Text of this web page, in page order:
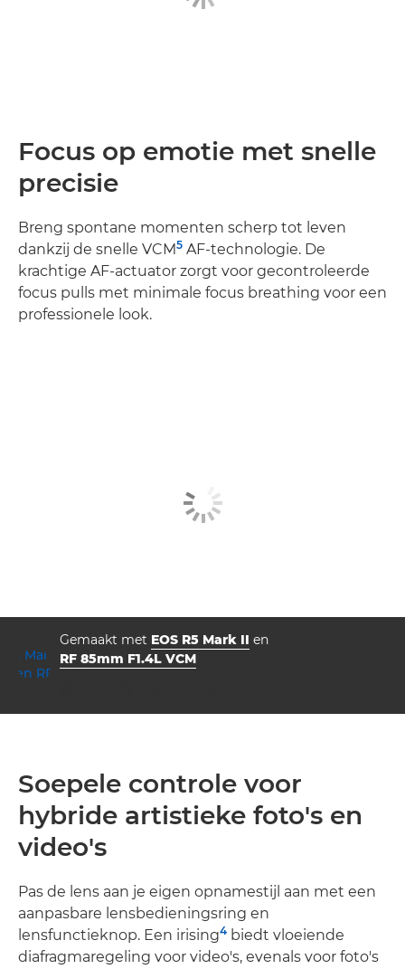
Focus op emotie met snelle
precisie
Breng spontane momenten scherp tot leven
dankzij de snelle VCM5 AF-technologie. De
krachtige AF-actuator zorgt voor gecontroleerde
focus pulls met minimale focus breathing voor een
professionele look.
Gemaakt met EOS R5 Mark II en
RF 85mm F1.4L VCM
Soepele controle voor
hybride artistieke foto's en
video's
Pas de lens aan je eigen opnamestijl aan met een
aanpasbare lensbedieningsring en
lensfunctieknop. Een irising4 biedt vloeiende
diafragmaregeling voor video's, evenals voor foto's